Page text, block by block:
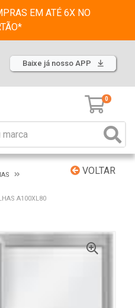
EM ATÉ 6X NO
Baixe já nosso APP
0
VOLTAR
A100XL80